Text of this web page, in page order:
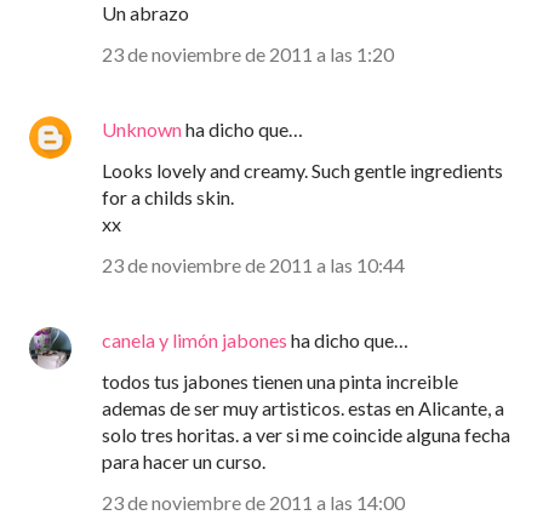
Un abrazo
23 de noviembre de 2011 a las 1:20
Unknownha dicho que…
Looks lovely and creamy. Such gentle ingredients
for a childs skin.
xx
23 de noviembre de 2011 a las 10:44
canela y limón jabones ha dicho que…
todos tus jabones tienen una pinta increible
ademas de ser muy artisticos. estas en Alicante, a
solo tres horitas. a ver si me coincide alguna fecha
para hacer un curso.
23 de noviembre de 2011 a las 14:00